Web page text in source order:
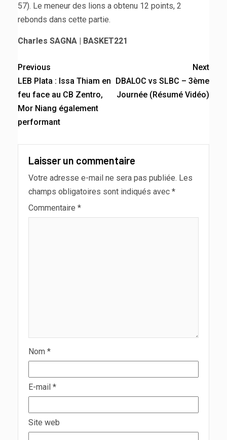
57). Le meneur des lions a obtenu 12 points, 2
rebonds dans cette partie.
Charles SAGNA | BASKET221
Previous
LEB Plata : Issa Thiam en
feu face au CB Zentro,
Mor Niang également
performant
Next
DBALOC vs SLBC – 3ème
Journée (Résumé Vidéo)
Laisser un commentaire
Votre adresse e-mail ne sera pas publiée. Les
champs obligatoires sont indiqués avec *
Commentaire *
Nom *
E-mail *
Site web